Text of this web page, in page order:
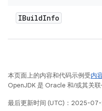
IBuildInfo
本页面上的内容和代码示例受内
OpenJDK 是 Oracle 和/或其关联
最后更新时间 (UTC)：2025-07-